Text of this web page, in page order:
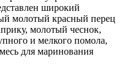
широкий
молотый красный перец
молотый чеснок,
и мелкого помола,
для маринования